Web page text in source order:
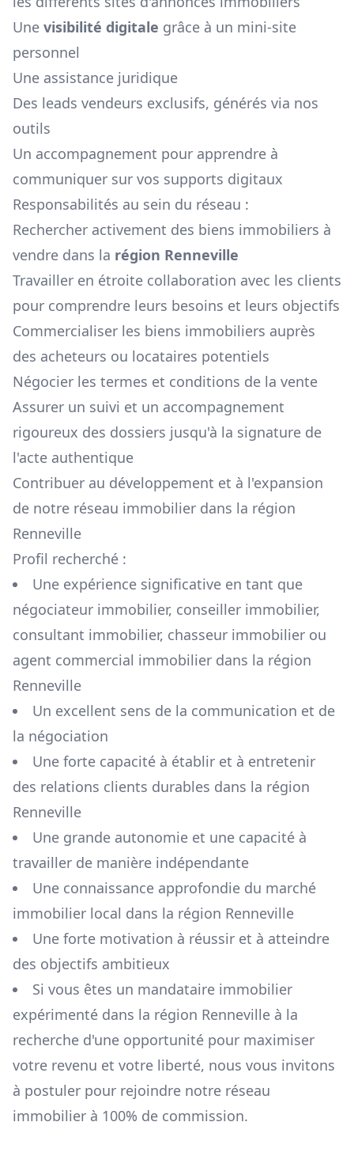
Une visibilité digitale grâce à un mini-site
personnel
Une assistance juridique
Des leads vendeurs exclusifs, générés via nos
outils
Un accompagnement pour apprendre à
communiquer sur vos supports digitaux
Responsabilités au sein du réseau :
Rechercher activement des biens immobiliers à
vendre dans la région Renneville
Travailler en étroite collaboration avec les clients
pour comprendre leurs besoins et leurs objectifs
Commercialiser les biens immobiliers auprès
des acheteurs ou locataires potentiels
Négocier les termes et conditions de la vente
Assurer un suivi et un accompagnement
rigoureux des dossiers jusqu'à la signature de
l'acte authentique
Contribuer au développement et à l'expansion
de notre réseau immobilier dans la région
Renneville
Profil recherché :
Une expérience significative en tant que
négociateur immobilier, conseiller immobilier,
consultant immobilier, chasseur immobilier ou
agent commercial immobilier dans la région
Renneville
Un excellent sens de la communication et de
la négociation
Une forte capacité à établir et à entretenir
des relations clients durables dans la région
Renneville
Une grande autonomie et une capacité à
travailler de manière indépendante
Une connaissance approfondie du marché
immobilier local dans la région Renneville
Une forte motivation à réussir et à atteindre
des objectifs ambitieux
Si vous êtes un mandataire immobilier
expérimenté dans la région Renneville à la
recherche d'une opportunité pour maximiser
votre revenu et votre liberté, nous vous invitons
à postuler pour rejoindre notre réseau
immobilier à 100% de commission.